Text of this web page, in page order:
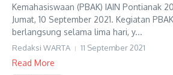
Kemahasiswaan (PBAK) IAIN Pontianak
Jumat, 10 September 2021. Kegiatan
berlangsung selama lima hari, y...
Redaksi WARTA 11 September 2021
Read More